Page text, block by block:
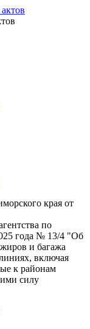
края от
по
года № 13/4 "Об
и багажа
включая
к районам
силу